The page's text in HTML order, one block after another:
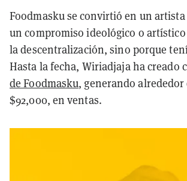
Foodmasku se convirtió en un artista
un compromiso ideológico o artístico
la descentralización, sino porque
Hasta la fecha, Wiriadjaja ha creado
de Foodmasku, generando alrededor
$92,000, en ventas.